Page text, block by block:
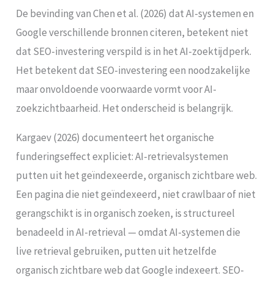
De bevinding van Chen et al. (2026) dat AI-systemen en
Google verschillende bronnen citeren, betekent niet
dat SEO-investering verspild is in het AI-zoektijdperk.
Het betekent dat SEO-investering een noodzakelijke
maar onvoldoende voorwaarde vormt voor AI-
zoekzichtbaarheid. Het onderscheid is belangrijk.
Kargaev (2026) documenteert het organische
funderingseffect expliciet: AI-retrievalsystemen
putten uit het geïndexeerde, organisch zichtbare web.
Een pagina die niet geïndexeerd, niet crawlbaar of niet
gerangschikt is in organisch zoeken, is structureel
benadeeld in AI-retrieval — omdat AI-systemen die
live retrieval gebruiken, putten uit hetzelfde
organisch zichtbare web dat Google indexeert. SEO-